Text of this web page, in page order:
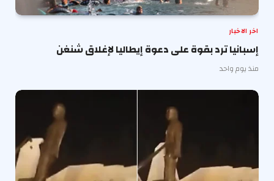
اخر الاخبار
إسبانيا ترد بقوة على دعوة إيطاليا لإغلاق شنغن
منذ يوم واحد